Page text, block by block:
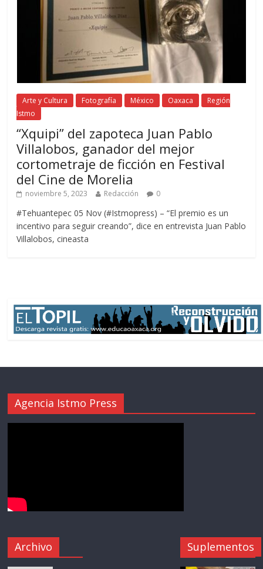
Arte y Cultura Fotografía México Oaxaca
Región
Istmo
“Xquipi” del zapoteca Juan Pablo
Villalobos, ganador del mejor
cortometraje de ficción en Festival
del Cine de Morelia
noviembre 5, 2023 Redacción 0
#Tehuantepec 05 Nov (#Istmopress) – “El premio es un
incentivo para seguir creando”, dice en entrevista Juan Pablo
Villalobos, cineasta
Agencia Istmo Press
Archivo Suplementos